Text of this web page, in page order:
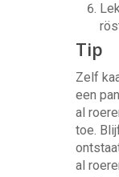
Tip
Zelf
een
al
toe.
al